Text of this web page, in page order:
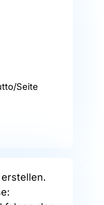
Seite